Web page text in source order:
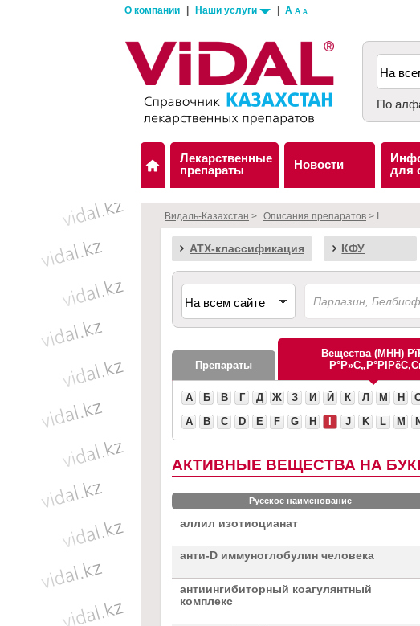
О компании Наши услуги A A A
По
Лекарственные
препараты
Новости
для
Видаль-Казахстан > Описания препаратов > I
АТХ-классификация КФУ
Препараты
Вещества (МНН)
А Б В Г Д Ж З И Й К Л М Н
A
B C D E F G H J K L M N
АКТИВНЫЕ ВЕЩЕСТВА НА
Русское наименование
аллил изотиоцианат
анти-D иммуноглобулин человека
антиингибиторный коагулянтный
комплекс